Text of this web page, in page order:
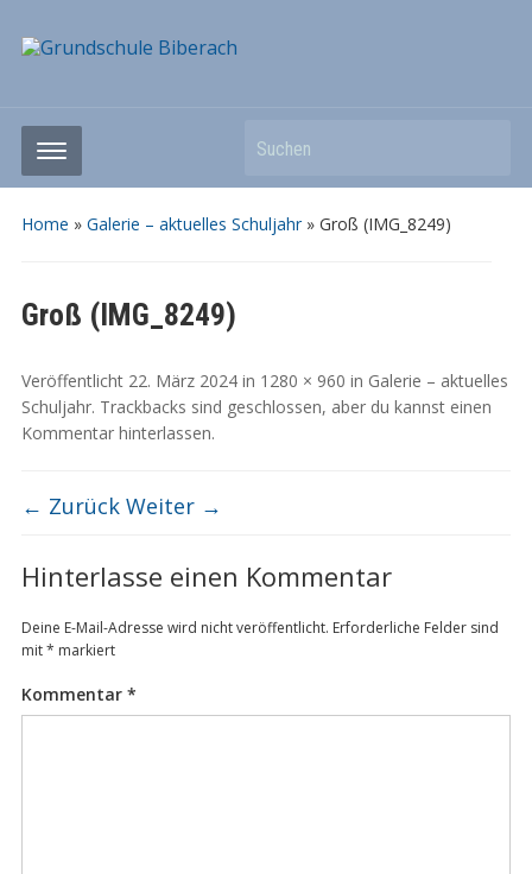
Suchen
Home » Galerie – aktuelles Schuljahr» Groß (IMG_8249)
Groß (IMG_8249)
Veröffentlicht 22. März 2024in 1280 × 960 in Galerie – aktuelles
Schuljahr. Trackbacks sind geschlossen, aber du kannst einen
Kommentar hinterlassen.
← Zurück Weiter →
Hinterlasse einen Kommentar
Deine E-Mail-Adresse wird nicht veröffentlicht. Erforderliche Felder sind
mit* markiert
Kommentar *